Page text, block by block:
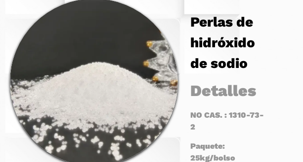
Perlas de
hidróxido
de sodio
Detalles
NO CAS. : 1310-73-
2
Paquete:
25kg/bolso